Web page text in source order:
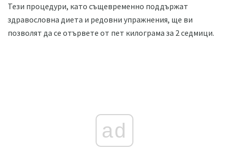
Тези процедури, като същевременно поддържат
здравословна диета и редовни упражнения, ще ви
позволят да се отървете от пет килограма за 2 седмици.
ad